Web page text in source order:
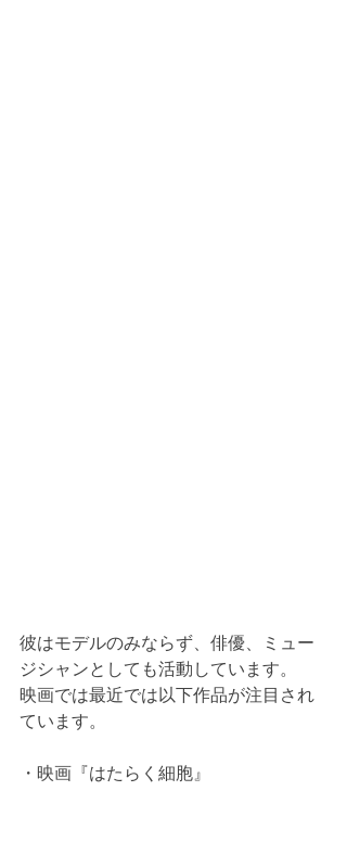
彼はモデルのみならず、俳優、ミュー
ジシャンとしても活動しています。
映画では最近では以下作品が注目され
ています。
・映画『はたらく細胞』